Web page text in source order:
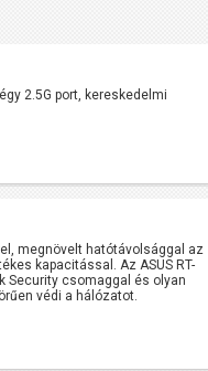
2.5G port, kereskedelmi
megnövelt hatótávolsággal az
kapacitással. Az ASUS RT-
Security csomaggal és olyan
védi a hálózatot.